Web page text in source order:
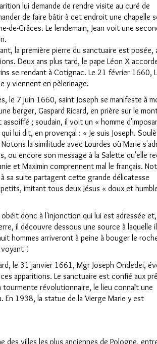
lui demande de rendre visite au curé de
de faire bâtir à cet endroit une chapelle
de-Grâces. Le lendemain, Jean voit une
la première pierre du sanctuaire est posée,
Deux ans plus tard, le pape Léon X
se rendant à Cotignac. Le 21 février 1660,
y viennent en pèlerinage.
le 7 juin 1660, saint Joseph se manifeste à
berger, Gaspard Ricard, en prière sur le
assoiffé ; soudain, il voit un « homme
lui dit, en provençal : « Je suis Joseph.
la similitude avec Lourdes où Marie
ou encore son message à la Salette qu'elle
et Maximin comprennent mal le français.
sa suite partagent cette grande délicatesse
imitant tous deux Jésus « doux et
obéit donc à l'injonction qui lui est adressée et,
il découvre dessous une source à laquelle il
hommes arriveront à peine à bouger le
voyant !
le 31 janvier 1661, Mgr Joseph Ondedei,
apparitions. Le sanctuaire est confié aux
tourmente révolutionnaire, le lieu connaît une
En 1938, la statue de la Vierge Marie y est
des villes les plus anciennes de Pologne,